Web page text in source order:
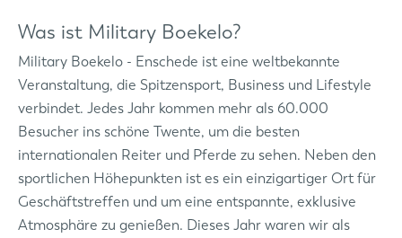
Was ist Military Boekelo?
Military Boekelo - Enschede ist eine weltbekannte
Veranstaltung, die Spitzensport, Business und Lifestyle
verbindet. Jedes Jahr kommen mehr als 60.000
Besucher ins schöne Twente, um die besten
internationalen Reiter und Pferde zu sehen. Neben den
sportlichen Höhepunkten ist es ein einzigartiger Ort für
Geschäftstreffen und um eine entspannte, exklusive
Atmosphäre zu genießen. Dieses Jahr waren wir als